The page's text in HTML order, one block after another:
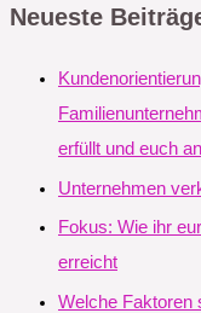
Neueste
erfüllt und euch
Unternehmen
Fokus: Wie ihr
erreicht
Welche Faktoren